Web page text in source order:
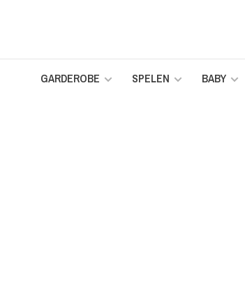
GARDEROBE SPELEN BABY